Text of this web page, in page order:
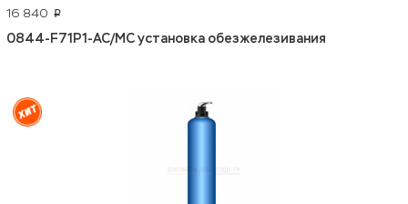
16 840 p
0844-F71P1-AC/MC установка обезжелезивания